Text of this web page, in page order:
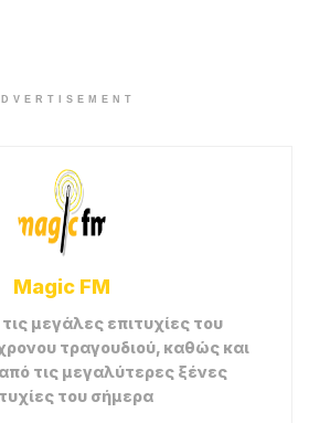
Magic FM
μεγάλες επιτυχίες του
τραγουδιού, καθώς και
τις μεγαλύτερες ξένες
του σήμερα